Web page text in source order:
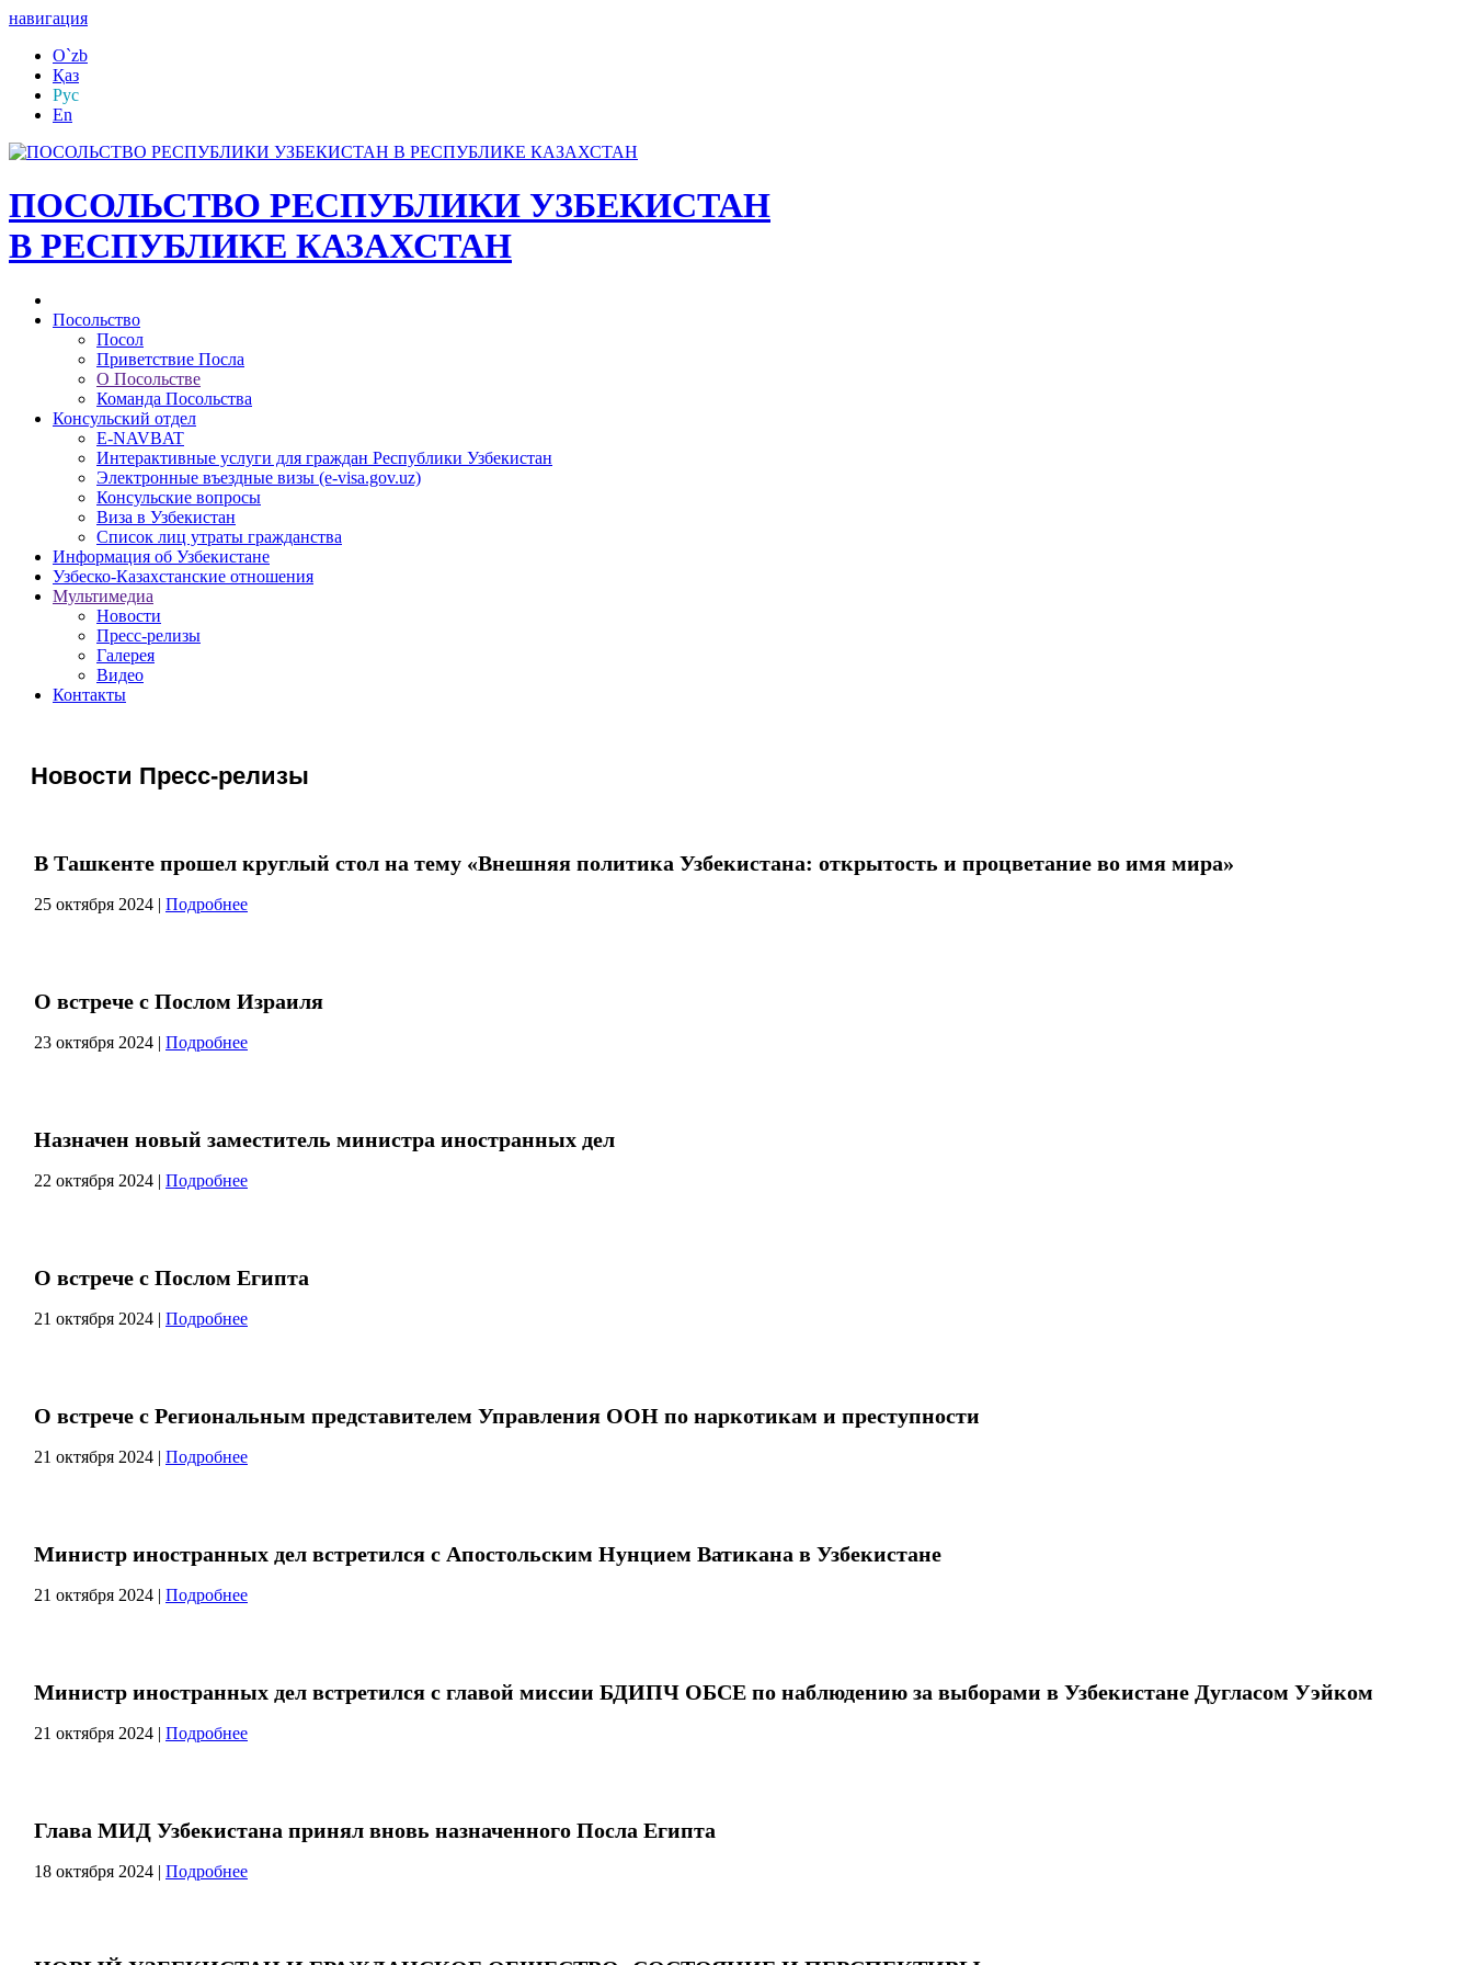
навигация
O`zb
Қаз
Рус
En
ПОСОЛЬСТВО РЕСПУБЛИКИ УЗБЕКИСТАН
В РЕСПУБЛИКЕ КАЗАХСТАН
Посольство
Посол
Приветствие Посла
О Посольстве
Команда Посольства
Консульский отдел
E-NAVBAT
Интерактивные услуги для граждан Республики Узбекистан
Электронные въездные визы (e-visa.gov.uz)
Консульские вопросы
Виза в Узбекистан
Список лиц утраты гражданства
Информация об Узбекистане
Узбеско-Казахстанские отношения
Мультимедиа
Новости
Пресс-релизы
Галерея
Видео
Контакты
Новости Пресс-релизы
В Ташкенте прошел круглый стол на тему «Внешняя политика Узбекистана: открытость и процветание во имя мира»
25 октября 2024 | Подробнее
О встрече с Послом Израиля
23 октября 2024 | Подробнее
Назначен новый заместитель министра иностранных дел
22 октября 2024 | Подробнее
О встрече с Послом Египта
21 октября 2024 | Подробнее
О встрече с Региональным представителем Управления ООН по наркотикам и преступности
21 октября 2024 | Подробнее
Министр иностранных дел встретился с Апостольским Нунцием Ватикана в Узбекистане
21 октября 2024 | Подробнее
Министр иностранных дел встретился с главой миссии БДИПЧ ОБСЕ по наблюдению за выборами в Узбекистане Дугласом Уэйком
21 октября 2024 | Подробнее
Глава МИД Узбекистана принял вновь назначенного Посла Египта
18 октября 2024 | Подробнее